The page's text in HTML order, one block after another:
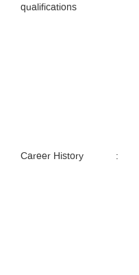
qualifications
Career History
: